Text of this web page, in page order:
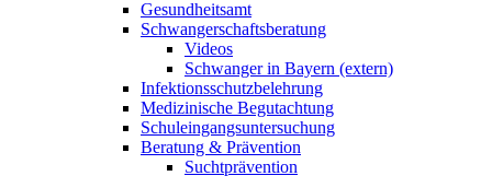
Gesundheitsamt
Schwangerschaftsberatung
Videos
Schwanger in Bayern (extern)
Infektionsschutzbelehrung
Medizinische Begutachtung
Schuleingangsuntersuchung
Beratung & Prävention
Suchtprävention